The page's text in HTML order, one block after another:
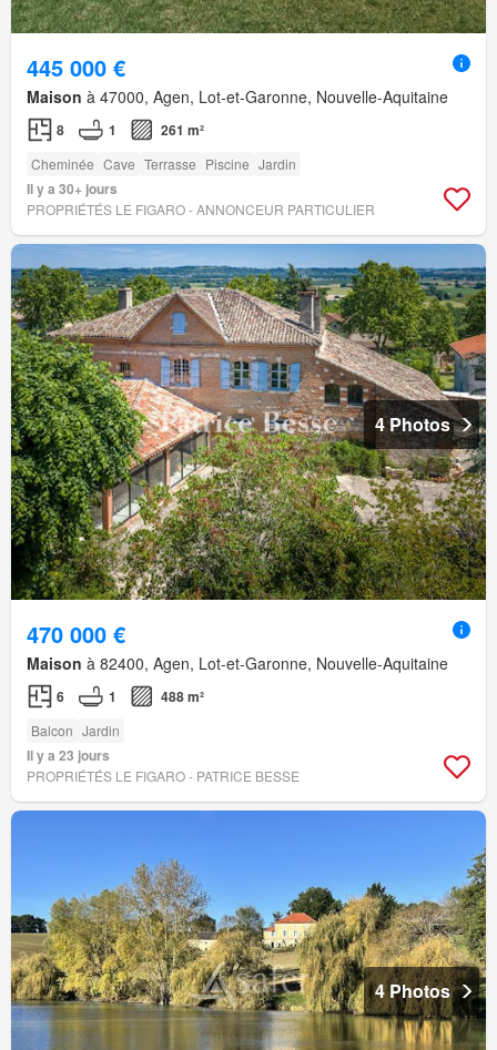
445 000 €
Maison à 47000, Agen, Lot-et-Garonne, Nouvelle-Aquitaine
8 1 261 m²
Cheminée Cave Terrasse Piscine Jardin
Il y a 30+ jours
PROPRIÉTÉS LE FIGARO - ANNONCEUR PARTICULIER
4 Photos
470 000 €
Maison à 82400, Agen, Lot-et-Garonne, Nouvelle-Aquitaine
6 1 488 m²
Balcon Jardin
Il y a 23 jours
PROPRIÉTÉS LE FIGARO - PATRICE BESSE
4 Photos